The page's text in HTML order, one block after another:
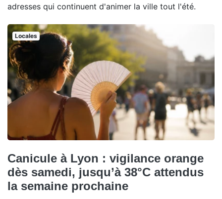
adresses qui continuent d'animer la ville tout l'été.
Locales
Canicule à Lyon : vigilance orange
dès samedi, jusqu’à 38°C attendus
la semaine prochaine